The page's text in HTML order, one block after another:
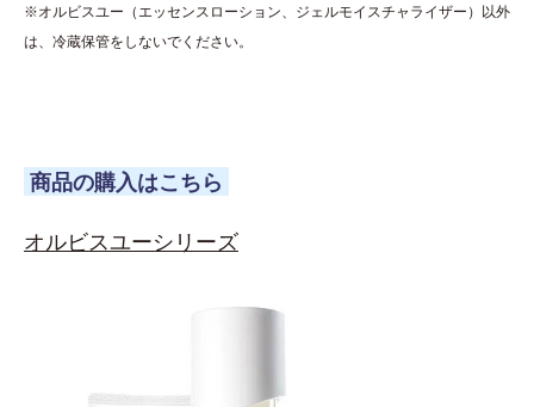
※オルビスユー（エッセンスローション、ジェルモイスチャライザー）以外
は、冷蔵保管をしないでください。
商品の購入はこちら
オルビスユーシリーズ